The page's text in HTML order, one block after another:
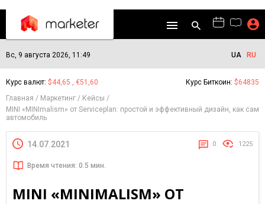
Вс, 9 августа 2026, 11:49 UA RU
Курс валют: $44,65 , €51,60 Курс Биткоин: $64835
Главная
Маркетинг
Кейсы
MINI «MINImalism» от Serviceplan: простой и эффективный дизайн, как сам
автомобиль
14.07.2021 0 1225
Время чтения: 0.5 мин.
MINI «MINIMALISM» ОТ